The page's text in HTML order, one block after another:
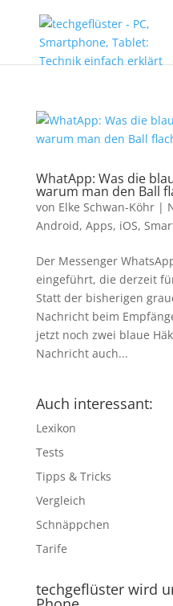
WhatApp: Was die
warum man den Ball
von Elke Schwan-Köhr|
Android, Apps, iOS,
Der Messenger
eingeführt, die derzeit
Statt der bisherigen
Nachricht beim
jetzt noch zwei blaue
Nachricht auch...
Auch interessant:
Lexikon
Tests
Tipps & Tricks
Vergleich
Schnäppchen
Tarife
techgeflüster wird